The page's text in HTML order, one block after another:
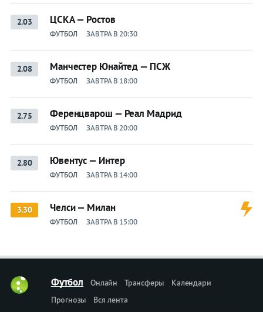
2.03 ЦСКА — Ростов
ФУТБОЛ ЗАВТРА В 20:30
2.08 Манчестер Юнайтед — ПСЖ
ФУТБОЛ ЗАВТРА В 18:00
2.75 Ференцварош — Реал Мадрид
ФУТБОЛ ЗАВТРА В 20:00
2.80 Ювентус — Интер
ФУТБОЛ ЗАВТРА В 14:00
3.30 Челси — Милан
ФУТБОЛ ЗАВТРА В 15:00
Футбол Онлайн Трансферы
Календари
Прогнозы
Вся лента